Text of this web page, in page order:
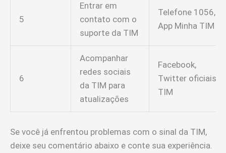
5
Entrar em
contato com o
suporte da TIM
Telefone 1056,
App Minha TIM
6
Acompanhar
redes sociais
da TIM para
atualizações
Facebook,
Twitter oficiais
TIM
Se você já enfrentou problemas com o sinal da TIM,
deixe seu comentário abaixo e conte sua experiência.